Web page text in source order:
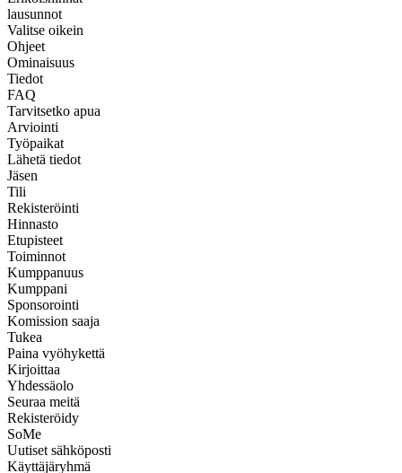
lausunnot
Valitse oikein
Ohjeet
Ominaisuus
Tiedot
FAQ
Tarvitsetko apua
Arviointi
Työpaikat
Lähetä tiedot
Jäsen
Tili
Rekisteröinti
Hinnasto
Etupisteet
Toiminnot
Kumppanuus
Kumppani
Sponsorointi
Komission saaja
Tukea
Paina vyöhykettä
Kirjoittaa
Yhdessäolo
Seuraa meitä
Rekisteröidy
SoMe
Uutiset sähköposti
Käyttäjäryhmä